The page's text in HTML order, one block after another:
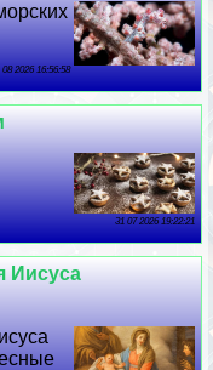
08 2026 16:56:58
31 07 2026 19:22:21
Иисуса